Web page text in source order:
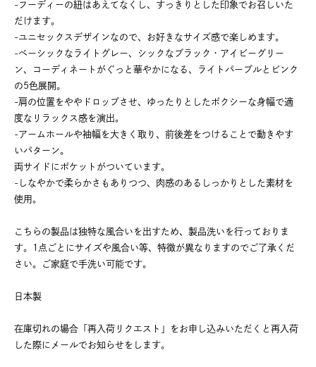
-フーディーの紐はあえてなくし、すっきりとした印象でお召しいた
だけます。
-ユニセックスデザインなので、お好きなサイズ感で楽しめます。
-ベーシックなライトグレー、シックなブラック・アイビーグリー
ン、コーディネートがぐっと華やかになる、ライトパープルとピンク
の5色展開。
-肩の位置をややドロップさせ、ゆったりとしたボクシーな身幅で適
度なリラックス感を演出。
-アームホールや袖幅を大きく取り、前後差をつけることで動きやす
いパターン。
両サイドにポケットがついています。
-しなやかで柔らかさもありつつ、肉感のあるしっかりとした素材を
使用。
こちらの製品は独特な風合いを出すため、製品洗いを行っておりま
す。1点ごとにサイズや風合い等、特徴が異なりますのでご了承くだ
さい。ご家庭で手洗い可能です。
日本製
在庫切れの場合「再入荷リクエスト」をお申し込みいただくと再入荷
した際にメールでお知らせをします。